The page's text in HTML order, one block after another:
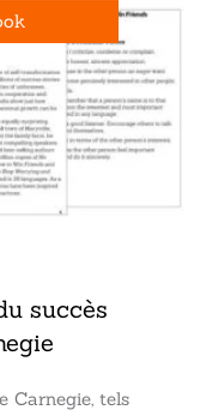
succès
Carnegie, tels